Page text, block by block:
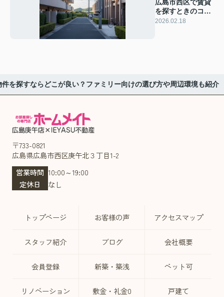
広島市西区で賃貸
を探すときのコツ
は？探し方のポイ
2026.02.18
を探すならどこが良い？ファミリー向けの選び方や周辺環境も紹介
〒733-0821
広島県広島市西区庚午北３丁目1-2
営業時間 10:00～19:00
定休日
なし
トップページ お客様の声 アクセスマップ
スタッフ紹介 ブログ 会社概要
会員登録 新築・築浅 ペット可
リノベーション 敷金・礼金0 戸建て